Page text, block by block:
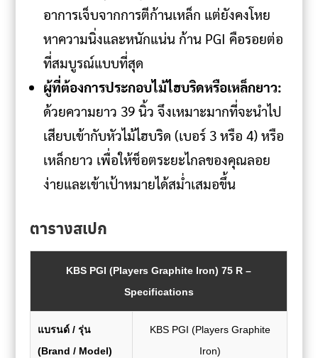
อาการเจ็บจากการตีก้านเหล็ก แต่ยังคงโหย
หาความนิ่งและหนักแน่น ก้าน PGI คือรอยต่อ
ที่สมบูรณ์แบบที่สุด
ผู้ที่ต้องการประกอบไม้ไฮบริดหรือเหล็กยาว:
ด้วยความยาว 39 นิ้ว จึงเหมาะมากที่จะนำไป
เสียบเข้ากับหัวไม้ไฮบริด (เบอร์ 3 หรือ 4) หรือ
เหล็กยาว เพื่อให้ช็อตระยะไกลของคุณลอย
ง่ายและเข้าเป้าหมายได้สม่ำเสมอขึ้น
ตารางสเปก
KBS PGI (Players Graphite Iron) 75 R –
Specifications
แบรนด์ / รุ่น
(Brand / Model)
KBS PGI (Players Graphite
Iron)